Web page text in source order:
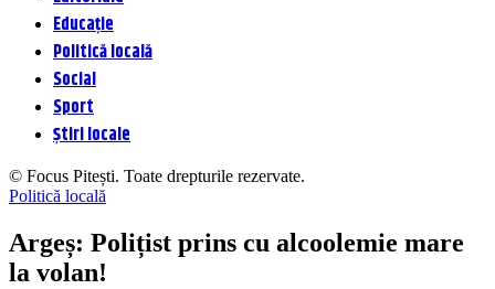
Educație
Politică locală
Social
Sport
Știri locale
© Focus Pitești. Toate drepturile rezervate.
Politică locală
Argeș: Polițist prins cu alcoolemie mare
la volan!